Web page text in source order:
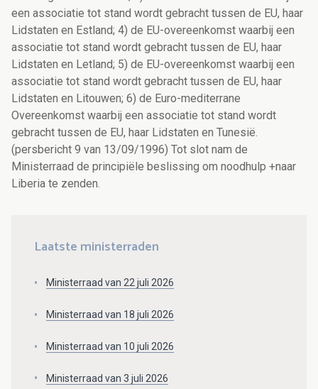
een associatie tot stand wordt gebracht tussen de EU, haar
Lidstaten en Estland; 4) de EU-overeenkomst waarbij een
associatie tot stand wordt gebracht tussen de EU, haar
Lidstaten en Letland; 5) de EU-overeenkomst waarbij een
associatie tot stand wordt gebracht tussen de EU, haar
Lidstaten en Litouwen; 6) de Euro-mediterrane
Overeenkomst waarbij een associatie tot stand wordt
gebracht tussen de EU, haar Lidstaten en Tunesië.
(persbericht 9 van 13/09/1996) Tot slot nam de
Ministerraad de principiële beslissing om noodhulp +naar
Liberia te zenden.
Laatste ministerraden
Ministerraad van 22 juli 2026
Ministerraad van 18 juli 2026
Ministerraad van 10 juli 2026
Ministerraad van 3 juli 2026